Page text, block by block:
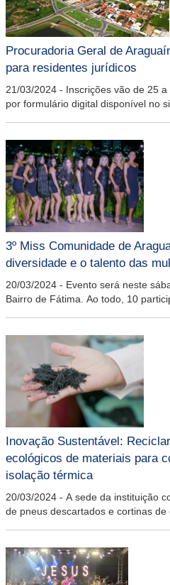
Procuradoria Geral de
para residentes jurídicos
21/03/2024 - Inscrições vão de 25
por formulário digital disponível no
3º Miss Comunidade de
diversidade e o talento das
20/03/2024 - Evento será neste
Bairro de Fátima. Ao todo, 10
Inovação Sustentável:
ecológicos de materiais para
isolação térmica
20/03/2024 - A sede da instituição
de pneus descartados e cortinas